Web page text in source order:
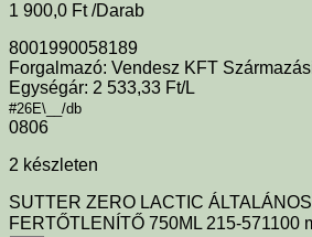
1 900,0 Ft /Darab
8001990058189
Forgalmazó: Vendesz KFT
Egységár: 2 533,33 Ft/L
#26E\__/db
0806
2 készleten
SUTTER ZERO LACTIC
FERTŐTLENÍTŐ 750ML 215-571100